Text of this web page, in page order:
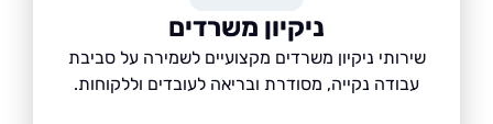
ניקיון משרדים
שירותי ניקיון משרדים מקצועיים לשמירה על סביבת
עבודה נקייה, מסודרת ובריאה לעובדים וללקוחות.